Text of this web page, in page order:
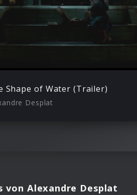
Shape of Water (Trailer)
Desplat
von Alexandre Desplat